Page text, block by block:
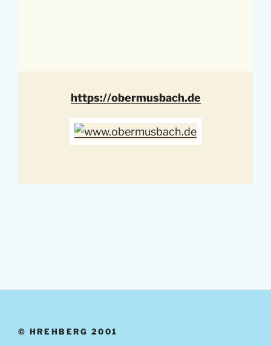
https://obermusbach.de
© HREHBERG 2001